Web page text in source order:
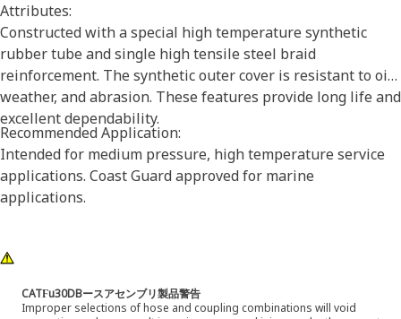
Attributes:
Constructed with a special high temperature synthetic
rubber tube and single high tensile steel braid
reinforcement. The synthetic outer cover is resistant to oil,
weather, and abrasion. These features provide long life and
excellent dependability.
Recommended Application:
Intended for medium pressure, high temperature service
applications. Coast Guard approved for marine
applications.
CATϜu30DBースアセンブリ製品警告
Improper selections of hose and coupling combinations will void